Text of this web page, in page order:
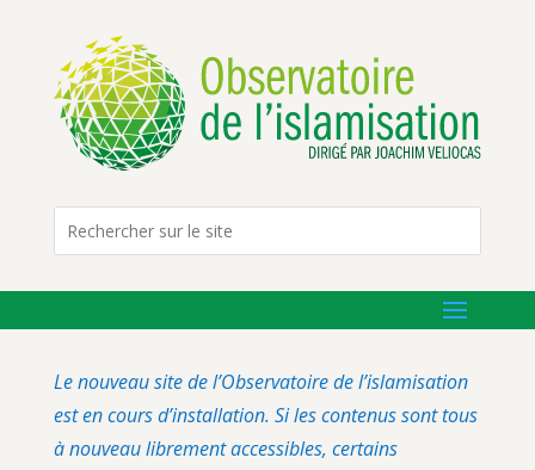
Le nouveau site de l’Observatoire de l’islamisation
est en cours d’installation. Si les contenus sont tous
à nouveau librement accessibles, certains